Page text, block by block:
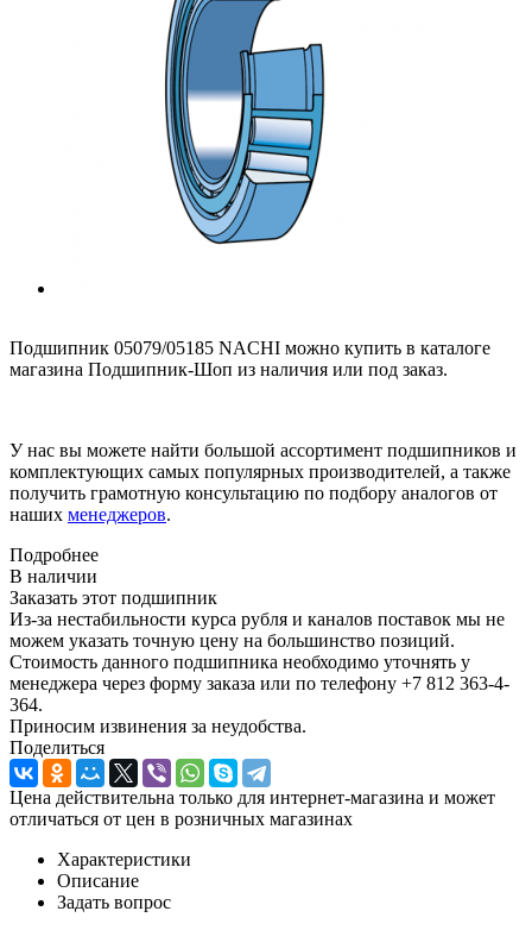
Подшипник 05079/05185 NACHI можно купить в каталоге
магазина Подшипник-Шоп из наличия или под заказ.
У нас вы можете найти большой ассортимент подшипников и
комплектующих самых популярных производителей, а также
получить грамотную консультацию по подбору аналогов от
наших менеджеров.
Подробнее
В наличии
Заказать этот подшипник
Из-за нестабильности курса рубля и каналов поставок мы не
можем указать точную цену на большинство позиций.
Стоимость данного подшипника необходимо уточнять у
менеджера через форму заказа или по телефону +7 812 363-4-
364.
Приносим извинения за неудобства.
Поделиться
Цена действительна только для интернет-магазина и может
отличаться от цен в розничных магазинах
Характеристики
Описание
Задать вопрос